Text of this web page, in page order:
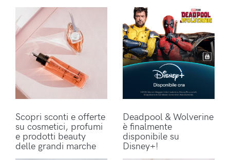
Scopri sconti e offerte
su cosmetici, profumi
e prodotti beauty
delle grandi marche
Deadpool & Wolverine
è finalmente
disponibile su
Disney+!